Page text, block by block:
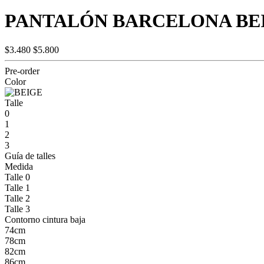
PANTALÓN BARCELONA
$3.480 $5.800
Pre-order
Color
Talle
0
1
2
3
Guía de talles
Medida
Talle 0
Talle 1
Talle 2
Talle 3
Contorno cintura baja
74cm
78cm
82cm
86cm